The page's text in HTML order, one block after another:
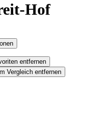
Hof
entfernen
Vergleich entfernen